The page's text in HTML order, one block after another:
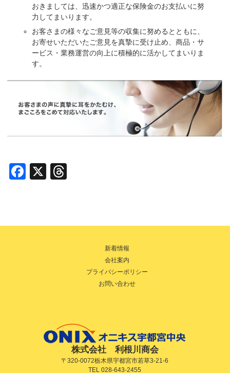
おきましては、迅速かつ適正な保険金のお支払いに努
力してまいります。
お客さまの様々なご意見等の収集に努めるとともに、
お寄せいただいたご意見を真摯に受け止め、商品・サ
ービス・業務運営の向上に積極的に活かしてまいりま
す。
F
e
X
a
新着情報
会社案内
プライバシーポリシー
お問い合わせ
株式会社 利根川商会
〒320-0072栃木県宇都宮市若草3-21-6
TEL 028-643-2455